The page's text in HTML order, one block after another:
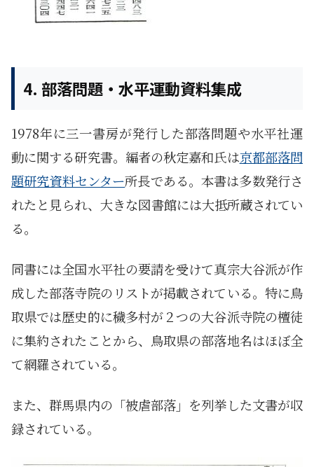
4. 部落問題・水平運動資料集成
1978年に三一書房が発行した部落問題や水平社運
動に関する研究書。編者の秋定嘉和氏は京都部落問
題研究資料センター所長である。本書は多数発行さ
れたと見られ、大きな図書館には大抵所蔵されてい
る。
同書には全国水平社の要請を受けて真宗大谷派が作
成した部落寺院のリストが掲載されている。特に鳥
取県では歴史的に穢多村が２つの大谷派寺院の檀徒
に集約されたことから、鳥取県の部落地名はほぼ全
て網羅されている。
また、群馬県内の「被虐部落」を列挙した文書が収
録されている。